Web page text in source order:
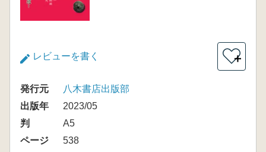
レビューを書く ＋
発行元
八木書店出版部
出版年
2023/05
判
A5
ページ
538